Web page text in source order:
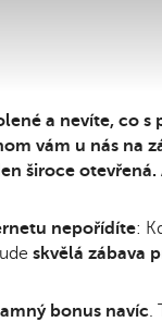
a nevíte, co s
vám u nás na
široce
nepořídíte:
skvělá zábava
bonus navíc.